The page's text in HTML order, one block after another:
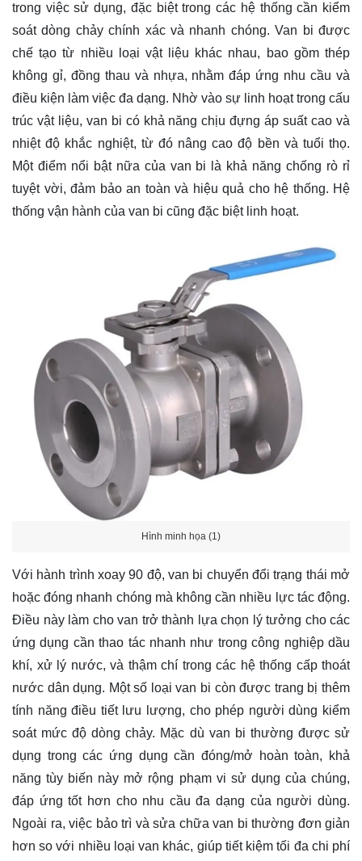
trong việc sử dụng, đặc biệt trong các hệ thống cần kiểm
soát dòng chảy chính xác và nhanh chóng. Van bi được
chế tạo từ nhiều loại vật liệu khác nhau, bao gồm thép
không gỉ, đồng thau và nhựa, nhằm đáp ứng nhu cầu và
điều kiện làm việc đa dạng. Nhờ vào sự linh hoạt trong cấu
trúc vật liệu, van bi có khả năng chịu đựng áp suất cao và
nhiệt độ khắc nghiệt, từ đó nâng cao độ bền và tuổi thọ.
Một điểm nổi bật nữa của van bi là khả năng chống rò rỉ
tuyệt vời, đảm bảo an toàn và hiệu quả cho hệ thống. Hệ
thống vận hành của van bi cũng đặc biệt linh hoạt.
Hình minh họa (1)
Với hành trình xoay 90 độ, van bi chuyển đổi trạng thái mở
hoặc đóng nhanh chóng mà không cần nhiều lực tác động.
Điều này làm cho van trở thành lựa chọn lý tưởng cho các
ứng dụng cần thao tác nhanh như trong công nghiệp dầu
khí, xử lý nước, và thậm chí trong các hệ thống cấp thoát
nước dân dụng. Một số loại van bi còn được trang bị thêm
tính năng điều tiết lưu lượng, cho phép người dùng kiểm
soát mức độ dòng chảy. Mặc dù van bi thường được sử
dụng trong các ứng dụng cần đóng/mở hoàn toàn, khả
năng tùy biến này mở rộng phạm vi sử dụng của chúng,
đáp ứng tốt hơn cho nhu cầu đa dạng của người dùng.
Ngoài ra, việc bảo trì và sửa chữa van bi thường đơn giản
hơn so với nhiều loại van khác, giúp tiết kiệm tối đa chi phí